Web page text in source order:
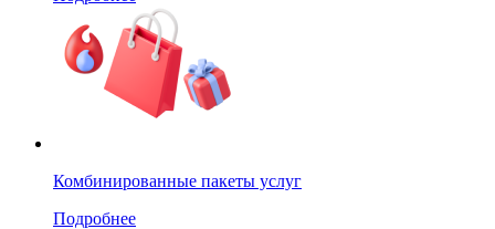
Комбинированные пакеты услуг
Подробнее